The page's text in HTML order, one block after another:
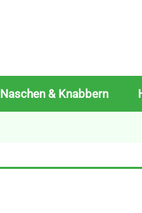
Naschen & Knabbern